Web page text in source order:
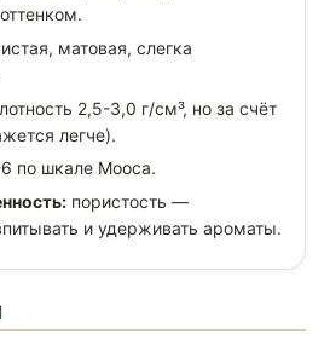
матовая, слегка
2,5-3,0 г/см³, но за счёт
легче).
по шкале Мооса.
пористость —
и удерживать ароматы.